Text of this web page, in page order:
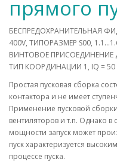
прямого
БЕСПРЕДОХРАНИТЕЛЬНАЯ
400V, ТИПОРАЗМЕР S00,
ВИНТОВОЕ ПРИСОЕДИНЕНИЕ
ТИП КООРДИНАЦИИ 1, IQ = 50
Простая пусковая сборка
контактора и не имеет
Применение пусковой
вентиляторов и т.п. Однако
мощности запуск может
пуск характеризуется
процессе пуска.